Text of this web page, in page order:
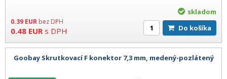
0.39 EUR bez DPH
0.48 EUR s DPH
skladom
Do košíka
Goobay Skrutkovací F konektor 7,3 mm, medený-pozlátený